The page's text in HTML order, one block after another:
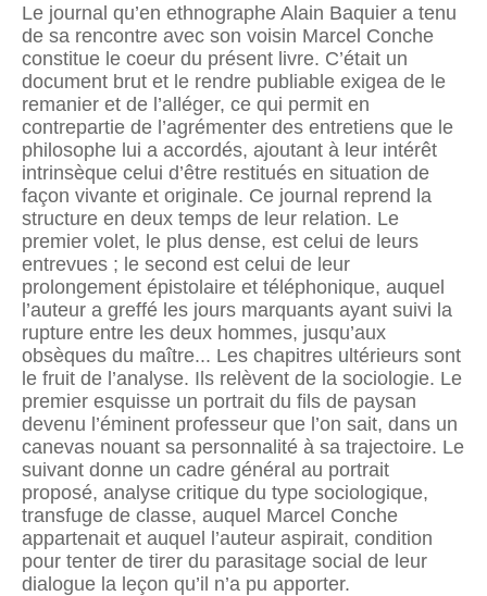
Le journal qu’en ethnographe Alain Baquier a tenu
de sa rencontre avec son voisin Marcel Conche
constitue le coeur du présent livre. C’était un
document brut et le rendre publiable exigea de le
remanier et de l’alléger, ce qui permit en
contrepartie de l’agrémenter des entretiens que le
philosophe lui a accordés, ajoutant à leur intérêt
intrinsèque celui d’être restitués en situation de
façon vivante et originale. Ce journal reprend la
structure en deux temps de leur relation. Le
premier volet, le plus dense, est celui de leurs
entrevues ; le second est celui de leur
prolongement épistolaire et téléphonique, auquel
l’auteur a greffé les jours marquants ayant suivi la
rupture entre les deux hommes, jusqu’aux
obsèques du maître... Les chapitres ultérieurs sont
le fruit de l’analyse. Ils relèvent de la sociologie. Le
premier esquisse un portrait du fils de paysan
devenu l’éminent professeur que l’on sait, dans un
canevas nouant sa personnalité à sa trajectoire. Le
suivant donne un cadre général au portrait
proposé, analyse critique du type sociologique,
transfuge de classe, auquel Marcel Conche
appartenait et auquel l’auteur aspirait, condition
pour tenter de tirer du parasitage social de leur
dialogue la leçon qu’il n’a pu apporter.